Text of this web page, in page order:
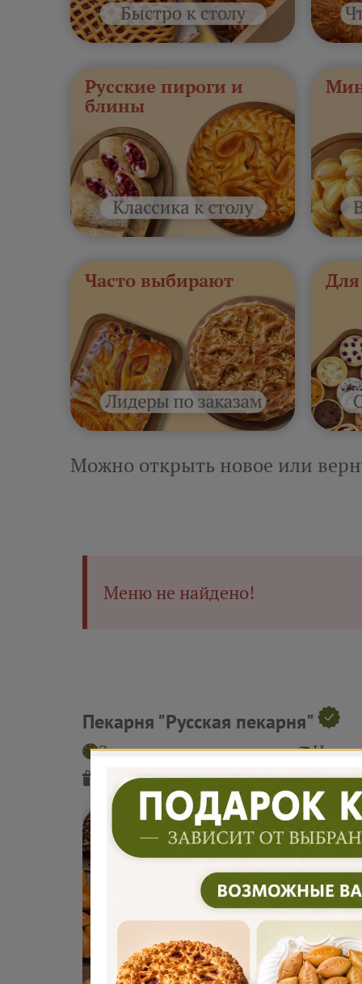
Русские пироги и
блины
Часто выбирают Для
Можно открыть новое или
Меню не найдено!
Пекарня "Русская пекарня"
Заказ на завтра или позже
Подарокот пекарни Подарокот